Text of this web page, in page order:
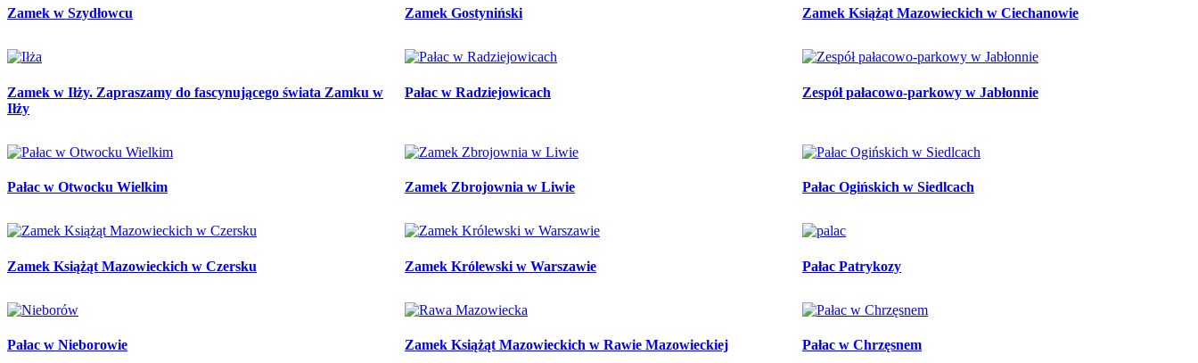
Zamek w Szydłowcu Zamek Gostyniński Zamek Książąt Mazowieckich w Ciechanowie
Zamek w Iłży. Zapraszamy do fascynującego świata Zamku w
Iłży
Pałac w Radziejowicach Zespół pałacowo-parkowy w Jabłonnie
Pałac w Otwocku Wielkim Zamek Zbrojownia w Liwie Pałac Ogińskich w Siedlcach
Zamek Książąt Mazowieckich w Czersku Zamek Królewski w Warszawie Pałac Patrykozy
Pałac w Nieborowie Zamek Książąt Mazowieckich w Rawie Mazowieckiej Pałac w Chrzęsnem